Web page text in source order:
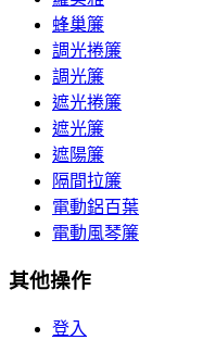
蜂巢簾
調光捲簾
調光簾
遮光捲簾
遮光簾
遮陽簾
隔間拉簾
電動鋁百葉
電動風琴簾
其他操作
登入